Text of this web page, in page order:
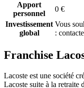
Apport
personnel
0 €
Investissement
global
Vous
:
Franchise
Lacoste est une société
Lacoste suite à la retraite